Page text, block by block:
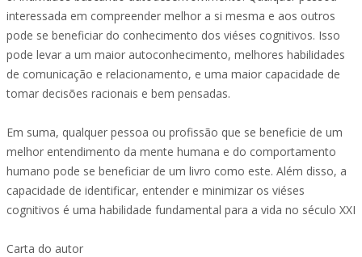
interessada em compreender melhor a si mesma e aos outros
pode se beneficiar do conhecimento dos viéses cognitivos. Isso
pode levar a um maior autoconhecimento, melhores habilidades
de comunicação e relacionamento, e uma maior capacidade de
tomar decisões racionais e bem pensadas.
Em suma, qualquer pessoa ou profissão que se beneficie de um
melhor entendimento da mente humana e do comportamento
humano pode se beneficiar de um livro como este. Além disso, a
capacidade de identificar, entender e minimizar os viéses
cognitivos é uma habilidade fundamental para a vida no século XXI
Carta do autor